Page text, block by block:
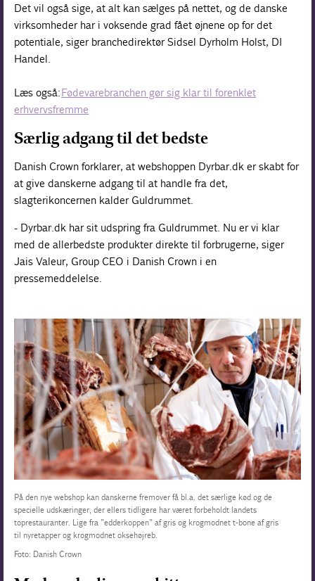
Det vil også sige, at alt kan sælges på nettet, og de danske
virksomheder har i voksende grad fået øjnene op for det
potentiale, siger branchedirektør Sidsel Dyrholm Holst, DI
Handel.
Læs også:Fødevarebranchen gør sig klar til forenklet
erhvervsfremme
Særlig adgang til det bedste
Danish Crown forklarer, at webshoppen Dyrbar.dk er skabt for
at give danskerne adgang til at handle fra det,
slagterikoncernen kalder Guldrummet.
- Dyrbar.dk har sit udspring fra Guldrummet. Nu er vi klar
med de allerbedste produkter direkte til forbrugerne, siger
Jais Valeur, Group CEO i Danish Crown i en
pressemeddelelse.
På den nye webshop kan danskerne fremover få bl.a. det særlige kød og de
specielle udskæringer, der ellers tidligere har været forbeholdt landets
toprestauranter. Lige fra ”edderkoppen” af gris og krogmodnet t-bone af gris
til nyretapper og krogmodnet oksehøjreb.
Foto: Danish Crown